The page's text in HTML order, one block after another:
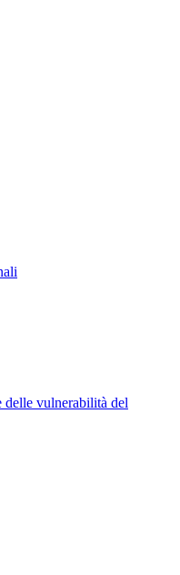
delle vulnerabilità del